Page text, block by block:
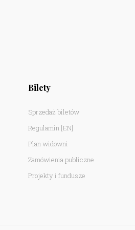
Bilety
Sprzedaż biletów
Regulamin [EN]
Plan widowni
Zamówienia publiczne
Projekty i fundusze